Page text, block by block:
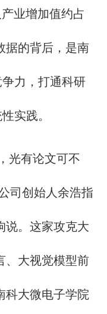
业增加值约占
据的背后，是南
争力，打通科研
实践。
光有论文可不
司创始人余浩指
说。这家攻克大
、大视觉模型前
科大微电子学院